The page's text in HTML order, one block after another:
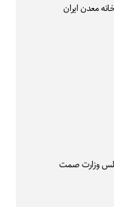
معدن ایران
وزارت صمت